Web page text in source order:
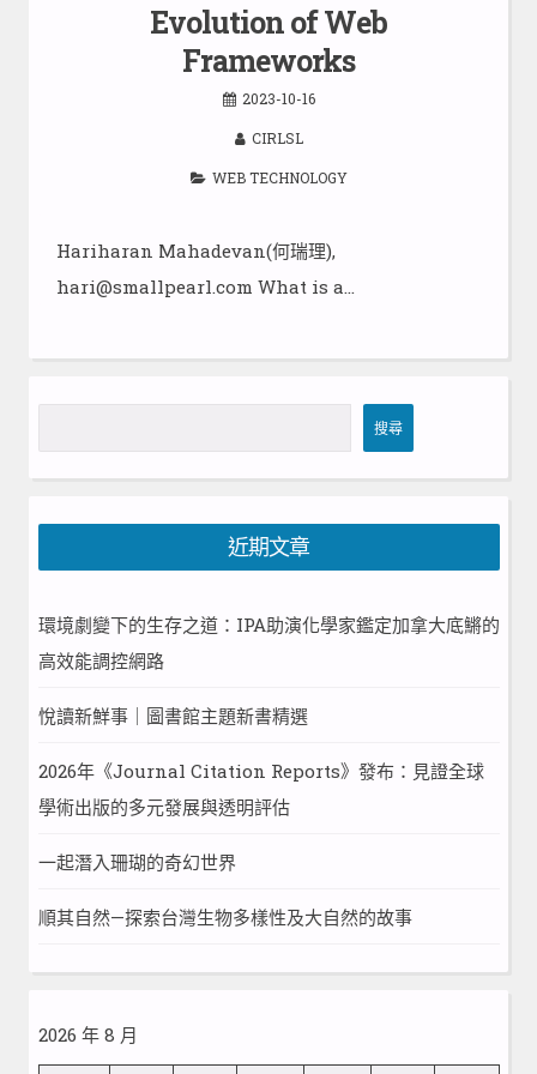
Evolution of Web
Frameworks
2023-10-16
CIRLSL
WEB TECHNOLOGY
Hariharan Mahadevan(何瑞理),
hari@smallpearl.com What is a…
尋
搜尋
近期文章
環境劇變下的生存之道：IPA助演化學家鑑定加拿大底鱂的
高效能調控網路
悅讀新鮮事｜圖書館主題新書精選
2026年《Journal Citation Reports》發布：見證全球
學術出版的多元發展與透明評估
一起潛入珊瑚的奇幻世界
順其自然—探索台灣生物多樣性及大自然的故事
2026 年 8 月